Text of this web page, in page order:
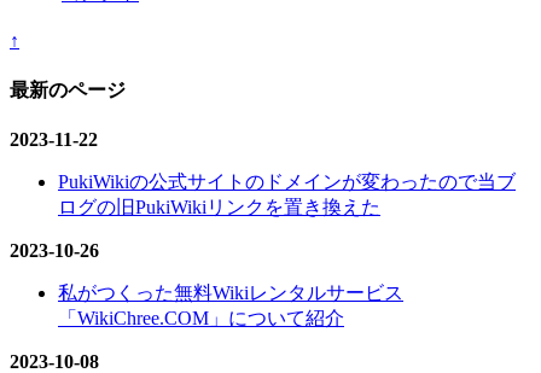
↑
最新のページ
2023-11-22
PukiWikiの公式サイトのドメインが変わったので当ブ
ログの旧PukiWikiリンクを置き換えた
2023-10-26
私がつくった無料Wikiレンタルサービス
「WikiChree.COM」について紹介
2023-10-08